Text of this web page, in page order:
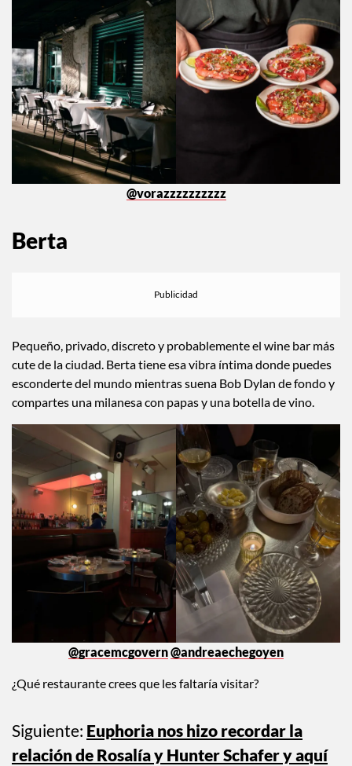
@vorazzzzzzzzzz
Berta
Pequeño, privado, discreto y probablemente el wine bar más
cute de la ciudad. Berta tiene esa vibra íntima donde puedes
esconderte del mundo mientras suena Bob Dylan de fondo y
compartes una milanesa con papas y una botella de vino.
@gracemcgovern@andreaechegoyen
¿Qué restaurante crees que les faltaría visitar?
Siguiente: Euphoria nos hizo recordar la
relación de Rosalía y Hunter Schafer y aquí